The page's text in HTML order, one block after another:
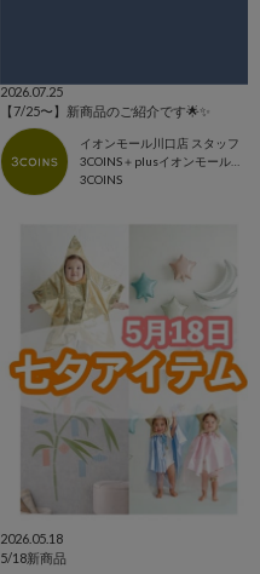
2026.07.25
【7/25〜】新商品のご紹介です🌟✨
イオンモール川口店 スタッフ
3COINS
2026.05.18
5/18新商品